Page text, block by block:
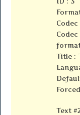
Codec
Title :
Text